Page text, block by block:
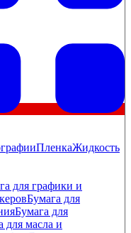
ПленкаЖидкость
для графики и
Бумага для
Бумага для
для масла и